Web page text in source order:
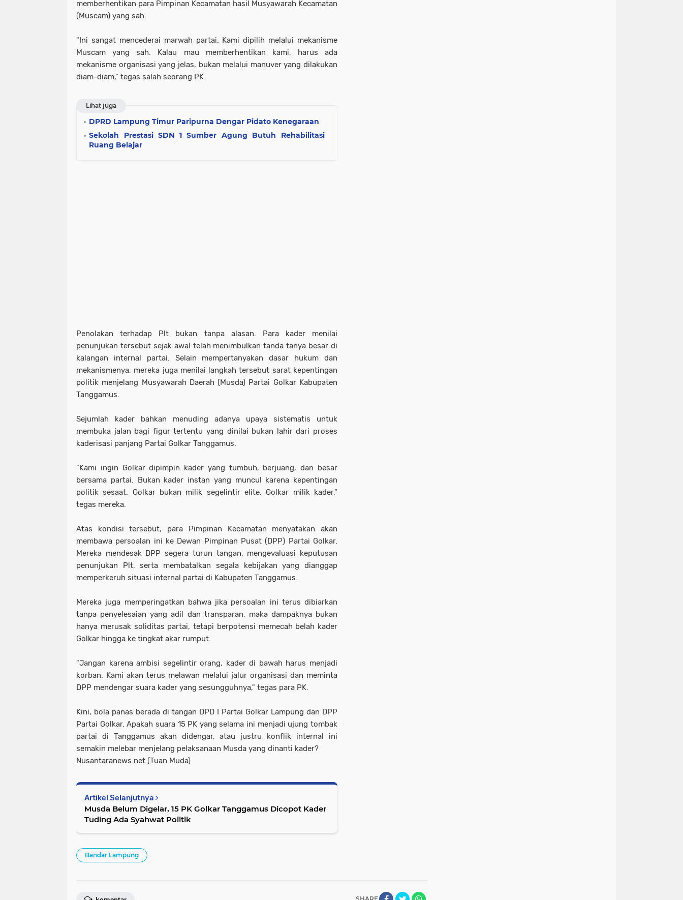
memberhentikan para Pimpinan Kecamatan hasil Musyawarah Kecamatan
(Muscam) yang sah.
"Ini sangat mencederai marwah partai. Kami dipilih melalui mekanisme
Muscam yang sah. Kalau mau memberhentikan kami, harus ada
mekanisme organisasi yang jelas, bukan melalui manuver yang dilakukan
diam-diam," tegas salah seorang PK.
Lihat juga
DPRD Lampung Timur Paripurna Dengar Pidato Kenegaraan
Sekolah Prestasi SDN 1 Sumber Agung Butuh Rehabilitasi
Ruang Belajar
Penolakan terhadap Plt bukan tanpa alasan. Para kader menilai
penunjukan tersebut sejak awal telah menimbulkan tanda tanya besar di
kalangan internal partai. Selain mempertanyakan dasar hukum dan
mekanismenya, mereka juga menilai langkah tersebut sarat kepentingan
politik menjelang Musyawarah Daerah (Musda) Partai Golkar Kabupaten
Tanggamus.
Sejumlah kader bahkan menuding adanya upaya sistematis untuk
membuka jalan bagi figur tertentu yang dinilai bukan lahir dari proses
kaderisasi panjang Partai Golkar Tanggamus.
"Kami ingin Golkar dipimpin kader yang tumbuh, berjuang, dan besar
bersama partai. Bukan kader instan yang muncul karena kepentingan
politik sesaat. Golkar bukan milik segelintir elite, Golkar milik kader,"
tegas mereka.
Atas kondisi tersebut, para Pimpinan Kecamatan menyatakan akan
membawa persoalan ini ke Dewan Pimpinan Pusat (DPP) Partai Golkar.
Mereka mendesak DPP segera turun tangan, mengevaluasi keputusan
penunjukan Plt, serta membatalkan segala kebijakan yang dianggap
memperkeruh situasi internal partai di Kabupaten Tanggamus.
Mereka juga memperingatkan bahwa jika persoalan ini terus dibiarkan
tanpa penyelesaian yang adil dan transparan, maka dampaknya bukan
hanya merusak soliditas partai, tetapi berpotensi memecah belah kader
Golkar hingga ke tingkat akar rumput.
"Jangan karena ambisi segelintir orang, kader di bawah harus menjadi
korban. Kami akan terus melawan melalui jalur organisasi dan meminta
DPP mendengar suara kader yang sesungguhnya," tegas para PK.
Kini, bola panas berada di tangan DPD I Partai Golkar Lampung dan DPP
Partai Golkar. Apakah suara 15 PK yang selama ini menjadi ujung tombak
partai di Tanggamus akan didengar, atau justru konflik internal ini
semakin melebar menjelang pelaksanaan Musda yang dinanti kader?
Nusantaranews.net (Tuan Muda)
Artikel Selanjutnya
Musda Belum Digelar, 15 PK Golkar Tanggamus Dicopot Kader
Tuding Ada Syahwat Politik
Bandar Lampung